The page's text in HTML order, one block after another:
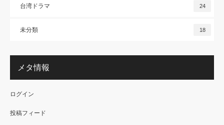
台湾ドラマ 24
未分類 18
メタ情報
ログイン
投稿フィード